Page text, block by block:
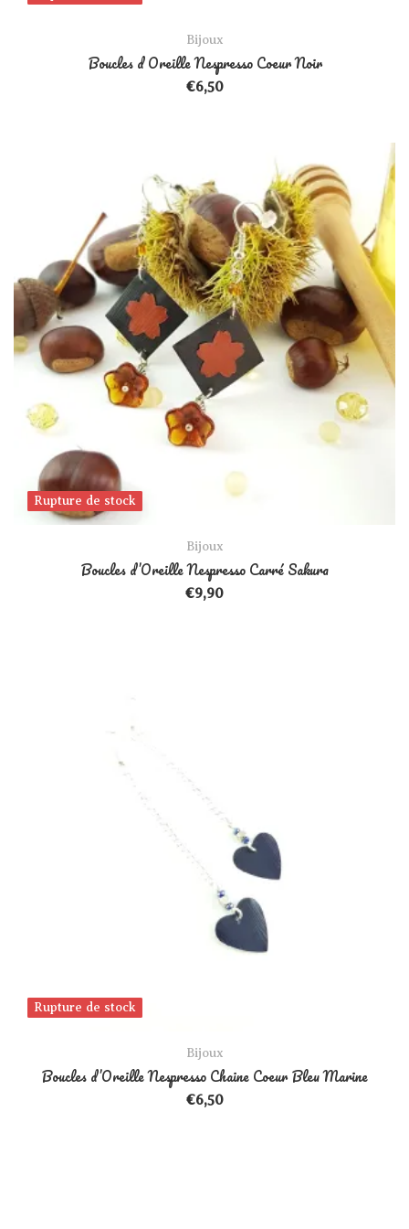
Bijoux
Boucles d Oreille Nespresso Coeur Noir
€6,50
Rupture de stock
Rupture de stock
Bijoux
Boucles d’Oreille Nespresso Carré Sakura
€9,90
Rupture de stock
Rupture de stock
Bijoux
Boucles d’Oreille Nespresso Chaine Coeur Bleu Marine
€6,50